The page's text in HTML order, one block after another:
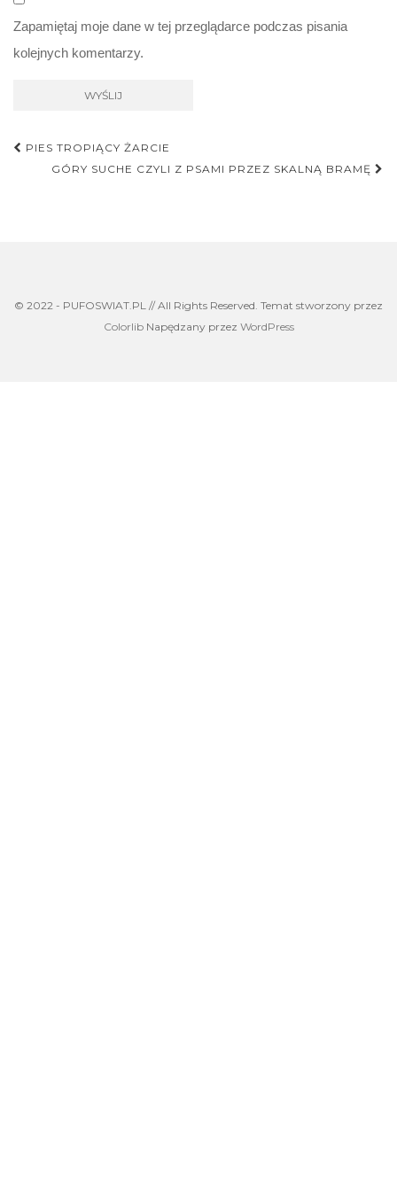
Zapamiętaj moje dane w tej przeglądarce podczas pisania
kolejnych komentarzy.
Nawigacja
postu
PIES TROPIĄCY ŻARCIE
GÓRY SUCHE CZYLI Z PSAMI PRZEZ SKALNĄ BRAMĘ
© 2022 - PUFOSWIAT.PL // All Rights Reserved. Temat stworzony przez
ColorlibNapędzany przez WordPress